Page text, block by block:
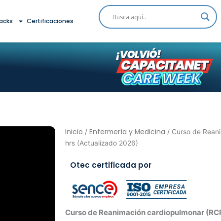
Certificaciones
Inicio / Enfermería y Medicina / Curso de
hrs (Actualizado 2026)
Otec certificada por
Curso de Reanimación cardiopulmonar